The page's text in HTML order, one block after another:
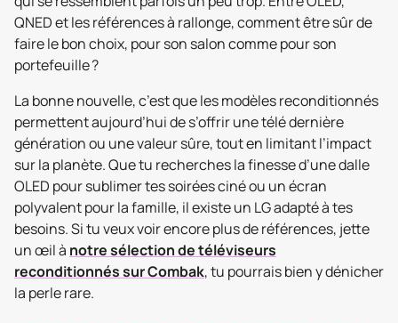
QNED et les références à rallonge, comment être sûr de
faire le bon choix, pour son salon comme pour son
portefeuille ?
La bonne nouvelle, c’est que les modèles reconditionnés
permettent aujourd’hui de s’offrir une télé dernière
génération ou une valeur sûre, tout en limitant l’impact
sur la planète. Que tu recherches la finesse d’une dalle
OLED pour sublimer tes soirées ciné ou un écran
polyvalent pour la famille, il existe un LG adapté à tes
besoins. Si tu veux voir encore plus de références, jette
un œil à notre sélection de téléviseurs
reconditionnés sur Combak, tu pourrais bien y dénicher
la perle rare.